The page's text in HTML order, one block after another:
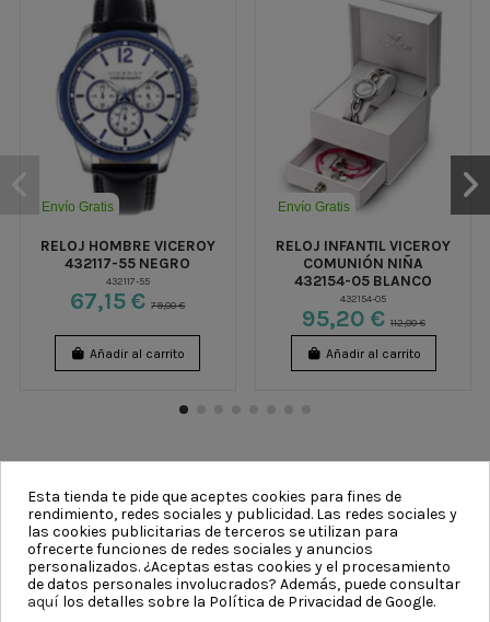
Envío Gratis
RELOJ HOMBRE VICEROY
432117-55 NEGRO
432117-55
67,15 €79,00 €
Añadir al carrito
Envío Gratis
RELOJ INFANTIL VICEROY
COMUNIÓN NIÑA
432154-05 BLANCO
432154-05
95,20 € 112,00 €
Añadir al carrito
CATEGORÍAS
INFORMACIÓN
Esta tienda te pide que aceptes cookies para fines de
rendimiento, redes sociales y publicidad. Las redes sociales y
las cookies publicitarias de terceros se utilizan para
ofrecerte funciones de redes sociales y anuncios
personalizados. ¿Aceptas estas cookies y el procesamiento
de datos personales involucrados? Además, puede consultar
aquí los detalles sobre la Política de Privacidad de Google.